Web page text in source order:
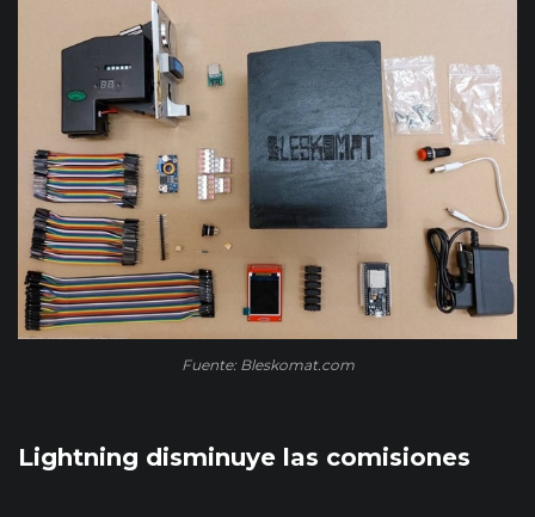
Fuente: Bleskomat.com
Lightning disminuye las comisiones